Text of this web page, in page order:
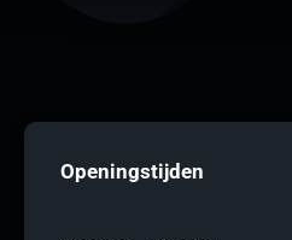
Openingstijden